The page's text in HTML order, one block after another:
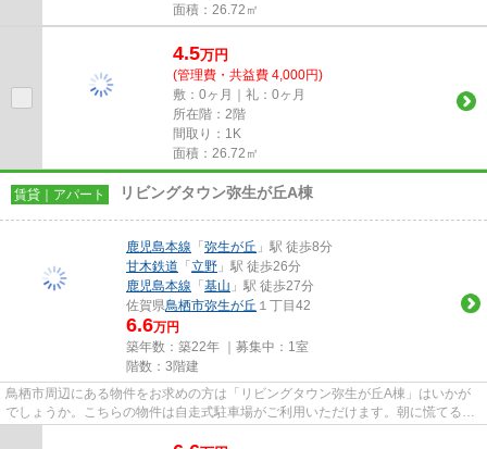
面積：26.72㎡
4.5万円
(管理費・共益費 4,000円)
敷：0ヶ月｜礼：0ヶ月
所在階：2階
間取り：1K
面積：26.72㎡
賃貸｜アパート リビングタウン弥生が丘A棟
鹿児島本線 「弥生が丘 」駅 徒歩8分
甘木鉄道 「立野 」駅 徒歩26分
鹿児島本線 「基山 」駅 徒歩27分
佐賀県鳥栖市弥生が丘 １丁目42
6.6万円
築年数：築22年 ｜募集中： 1室
階数：3階建
鳥栖市周辺にある物件をお求めの方は「リビングタウン弥生が丘A棟」はいかが
でしょうか。こちらの物件は自走式駐車場がご利用いただけます。朝に慌てるこ
となく行動するために駅から徒...